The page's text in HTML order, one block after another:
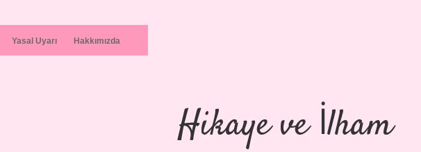
Yasal Uyarı Hakkımızda
Hikaye ve İlham